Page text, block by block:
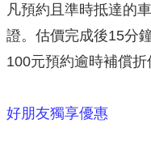
凡預約且準時抵達的
證。估價完成後15分
100元預約逾時補償折
好朋友獨享優惠